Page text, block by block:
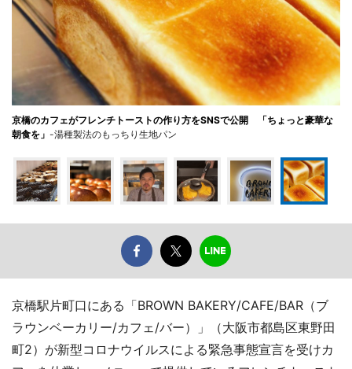
京橋のカフェがフレンチトーストの作り方をSNSで公開 「ちょっと豪華な
朝食を」 -湯種製法のもっちり生地パン
京橋駅片町口にある「BROWN BAKERY/CAFE/BAR（ブ
ラウンベーカリー/カフェ/バー）」（大阪市都島区東野田
町2）が新型コロナウイルスによる緊急事態宣言を受けカ